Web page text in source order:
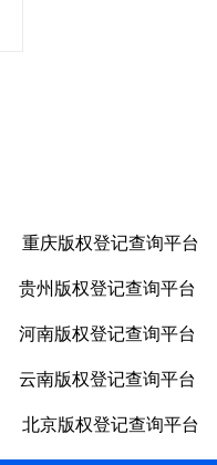
重庆版权登记查询平台
贵州版权登记查询平台
河南版权登记查询平台
云南版权登记查询平台
北京版权登记查询平台